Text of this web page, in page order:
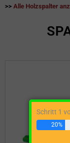
>> Alle Holzspalter
Schritt 1
20%